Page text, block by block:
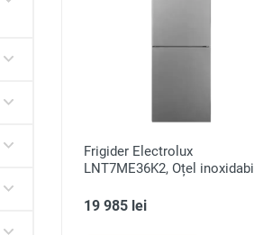
Frigider Electrolux
LNT7ME36K2, Oțel inoxidabil
19 985 lei